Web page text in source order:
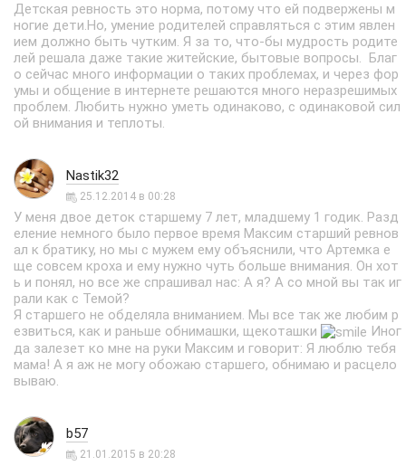
Детская ревность это норма, потому что ей подвержены м
ногие дети.Но, умение родителей справляться с этим явлен
ием должно быть чутким. Я за то, что-бы мудрость родите
лей решала даже такие житейские, бытовые вопросы. Благ
о сейчас много информации о таких проблемах, и через фор
умы и общение в интернете решаются много неразрешимых
проблем. Любить нужно уметь одинаково, с одинаковой сил
ой внимания и теплоты.
Nastik32
25.12.2014 в 00:28
У меня двое деток старшему 7 лет, младшему 1 годик. Разд
еление немного было первое время Максим старший ревнов
ал к братику, но мы с мужем ему объяснили, что Артемка е
ще совсем кроха и ему нужно чуть больше внимания. Он хот
ь и понял, но все же спрашивал нас: А я? А со мной вы так иг
рали как с Темой?
Я старшего не обделяла вниманием. Мы все так же любим р
езвиться, как и раньше обнимашки, щекоташки
Иног
да залезет ко мне на руки Максим и говорит: Я люблю тебя
мама! А я аж не могу обожаю старшего, обнимаю и расцело
вываю.
b57
21.01.2015 в 20:28